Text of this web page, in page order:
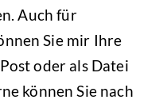
Auch für
Sie mir Ihre
oder als Datei
können Sie nach